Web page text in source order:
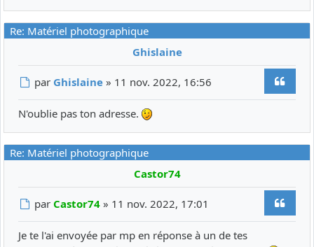
Re: Matériel photographique
Ghislaine
Message
par Ghislaine » 11 nov. 2022, 16:56
N'oublie pas ton adresse.
Re: Matériel photographique
Castor74
Message
par Castor74 » 11 nov. 2022, 17:01
Je te l'ai envoyée par mp en réponse à un de tes